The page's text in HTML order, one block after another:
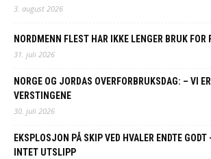
3. august 2026
NORDMENN FLEST HAR IKKE LENGER BRUK FOR
31. juli 2026
NORGE OG JORDAS OVERFORBRUKSDAG: – VI
VERSTINGENE
30. juli 2026
EKSPLOSJON PÅ SKIP VED HVALER ENDTE
INTET UTSLIPP